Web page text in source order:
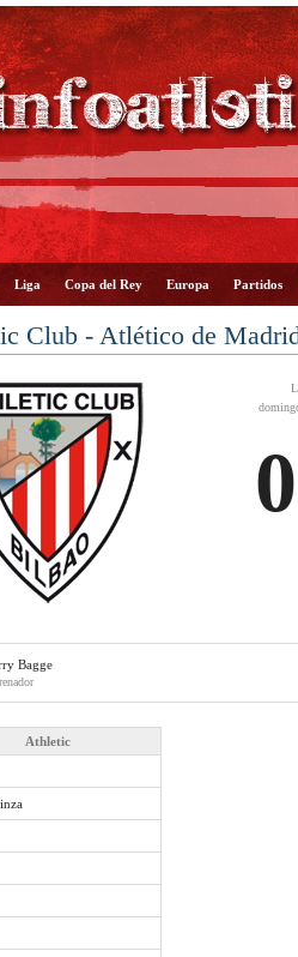
Liga Copa del Rey Europa Partidos
Club - Atlético de
Bagge
Athletic